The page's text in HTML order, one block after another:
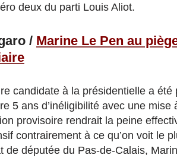
deux du parti Louis Aliot.
/ Marine Le Pen au
candidate à la présidentielle a
5 ans d’inéligibilité avec une
provisoire rendrait la peine
contrairement à ce qu’on voit le
de députée du Pas-de-Calais,